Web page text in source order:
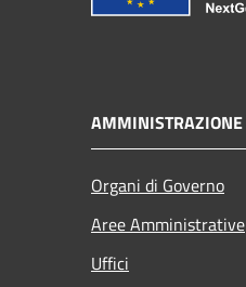
AMMINISTRAZIONE
Organi di Governo
Aree Amministrative
Uffici